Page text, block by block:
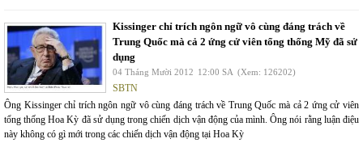
Kissinger chỉ trích ngôn ngữ vô cùng đáng trách về
Trung Quốc mà cả 2 ứng cử viên tổng thống Mỹ đã sử
dụng
04 Tháng Mười 2012 12:00 SA (Xem: 126202)
SBTN
Ông Kissinger chỉ trích ngôn ngữ vô cùng đáng trách về Trung Quốc mà cả 2 ứng cử viên
tổng thống Hoa Kỳ đã sử dụng trong chiến dịch vận động của mình. Ông nói rằng luận điệu
này không có gì mới trong các chiến dịch vận động tại Hoa Kỳ